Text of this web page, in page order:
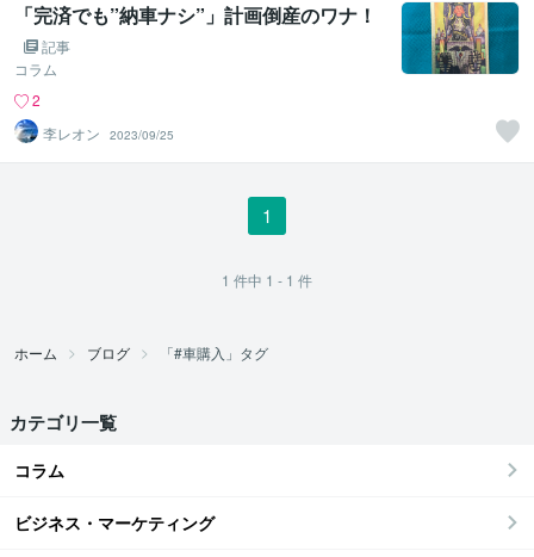
「完済でも”納車ナシ”」計画倒産のワナ！
記事
コラム
2
李レオン
2023/09/25
1
1 件中 1 - 1 件
ホーム ブログ 「#車購入」タグ
カテゴリ一覧
コラム
ビジネス・マーケティング